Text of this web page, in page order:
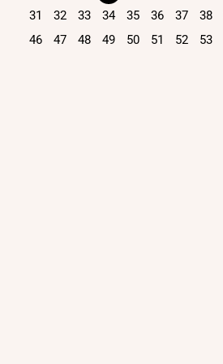
31
32 33 34 35 36 37 38
46
47 48 49 50 51 52 53